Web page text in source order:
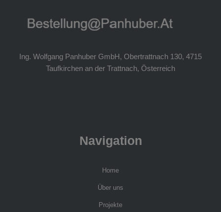
Ing. Wolfgang Panhuber GmbH, Obertrattnach 130, 4715
Taufkirchen an der Trattnach, Österreich
Navigation
Home
Über uns
Projekte